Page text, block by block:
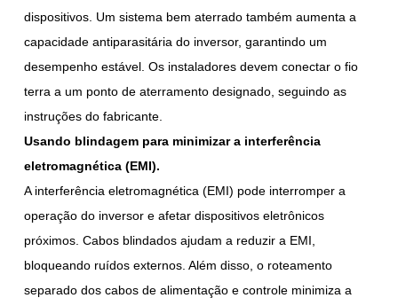
dispositivos. Um sistema bem aterrado também aumenta a
capacidade antiparasitária do inversor, garantindo um
desempenho estável. Os instaladores devem conectar o fio
terra a um ponto de aterramento designado, seguindo as
instruções do fabricante.
Usando blindagem para minimizar a interferência
eletromagnética (EMI).
A interferência eletromagnética (EMI) pode interromper a
operação do inversor e afetar dispositivos eletrônicos
próximos. Cabos blindados ajudam a reduzir a EMI,
bloqueando ruídos externos. Além disso, o roteamento
separado dos cabos de alimentação e controle minimiza a